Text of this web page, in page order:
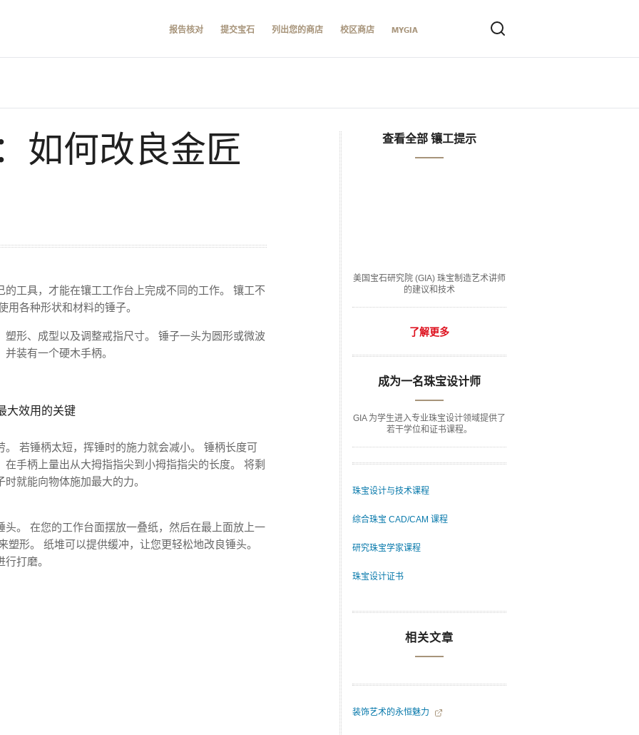
报告核对 提交宝石 列出您的商店 校区商店 MYGIA
如何改良金匠
工具，才能在镶工工作台上完成不同的工作。 镶工不
用各种形状和材料的锤子。
形、成型以及调整戒指尺寸。 锤子一头为圆形或微波
装有一个硬木手柄。
大效用的关键
若锤柄太短，挥锤时的施力就会减小。 锤柄长度可
手柄上量出从大拇指指尖到小拇指指尖的长度。 将剩
就能向物体施加最大的力。
。 在您的工作台面摆放一叠纸，然后在最上面放上一
形。 纸堆可以提供缓冲，让您更轻松地改良锤头。
打磨。
查看全部 镶工提示
美国宝石研究院 (GIA) 珠宝制造艺术讲师
的建议和技术
了解更多
成为一名珠宝设计师
GIA 为学生进入专业珠宝设计领域提供了
若干学位和证书课程。
珠宝设计与技术课程
综合珠宝 CAD/CAM 课程
研究珠宝学家课程
珠宝设计证书
相关文章
装饰艺术的永恒魅力